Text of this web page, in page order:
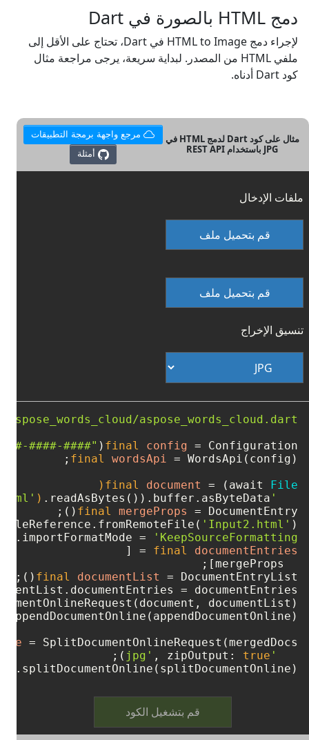
دمج HTML بالصورة في Dart
لإجراء دمج HTML to Image في Dart، تحتاج على الأقل إلى
ملفي HTML من المصدر. لبداية سريعة، يرجى مراجعة مثال
كود Dart أدناه.
مثال على كود Dart لدمج HTML في
JPG باستخدام REST API
مرجع واجهة برمجة التطبيقات
ملفات الإدخال
قم بتحميل ملف
قم بتحميل ملف
تنسيق الإخراج
aspose_words_cloud.dart'
final
config = Configuration(
####-####"
final
wordsApi =
final
document = (await File
'Input1.html'
) .readAsBytes()).buffer.asByteData();
final
mergeProps =
'Input2.html'
=
'KeepSourceFormatting'
final
documentEntries
=
final
documentList =
= documentEntries;
documentList);
=
'jpg'
, zipOutput: true
قم بتشغيل الكود